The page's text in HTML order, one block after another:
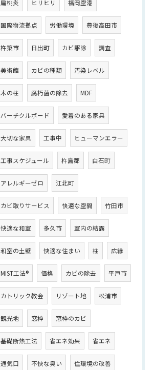
扁桃炎 ヒリヒリ 福岡空港
国際物流拠点 労働環境 豊後高田市
杵築市 日出町 カビ駆除 調査
美術館 カビの種類 汚染レベル
木の柱 腐朽菌の除去 MDF
パーチクルボード 愛着のある家具
大切な家具 工事中 ヒューマンエラー
工事スケジュール 杵島郡 白石町
アレルギーゼロ 江北町
カビ取りサービス 快適な空間 竹田市
快適な和室 多久市 室内の結露
和室の土壁 快適な住まい 柱 広縁
MIST工法® 価格 カビの除去 平戸市
カトリック教会 リゾート地 松浦市
観光地 窓枠 窓枠のカビ
基礎断熱工法 省エネ効果 省エネ
通気口 不快な臭い 住環境の改善